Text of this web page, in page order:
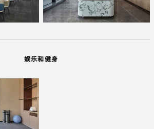
娱乐和健身